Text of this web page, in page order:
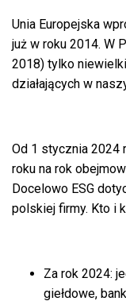
Unia Europejska
już w roku 2014. W
2018) tylko
działających w
Od 1 stycznia 2024
roku na rok
Docelowo ESG
polskiej firmy. Kto i
Za rok 2024:
giełdowe,